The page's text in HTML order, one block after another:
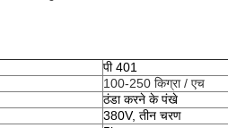
पी 401
100-250 किग्रा / एच
ठंडा करने के पंखे
380V, तीन चरण